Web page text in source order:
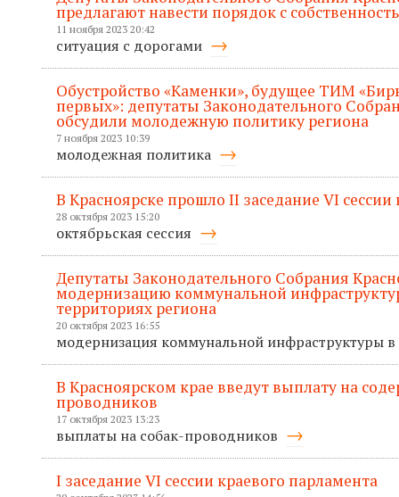
предлагают навести порядок с
11 ноября 2023 20:42
ситуация с дорогами
Обустройство «Каменки», будущее ТИМ
первых»: депутаты Законодательного
обсудили молодежную политику региона
7 ноября 2023 10:39
молодежная политика
В Красноярске прошло II заседание VI сессии
28 октября 2023 15:20
октябрьская сессия
Депутаты Законодательного Собрания
модернизацию коммунальной
территориях региона
20 октября 2023 16:55
модернизация коммунальной инфраструктуры в
В Красноярском крае введут выплату на
проводников
17 октября 2023 13:23
выплаты на собак-проводников
I заседание VI сессии краевого парламента